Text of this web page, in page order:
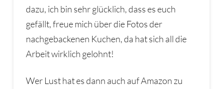
dazu, ich bin sehr glücklich, dass es euch
gefällt, freue mich über die Fotos der
nachgebackenen Kuchen, da hat sich all die
Arbeit wirklich gelohnt!
Wer Lust hat es dann auch auf Amazon zu